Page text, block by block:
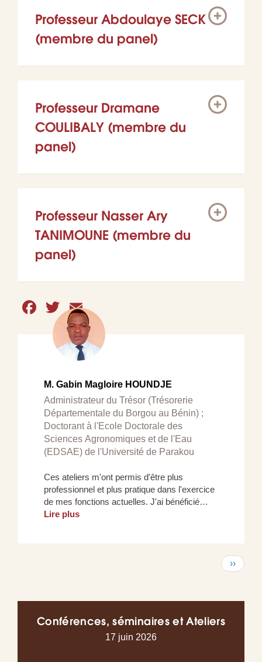
Professeur Abdoulaye SECK
(membre du panel)
Professeur Dramane
COULIBALY (membre du
panel)
Professeur Nasser Ary
TANIMOUNE (membre du
panel)
Facebook
Twitter
Email
M. Gabin Magloire HOUNDJE
Administrateur du Trésor (Trésorerie
Départementale du Borgou au Bénin) ;
Doctorant à l'Ecole Doctorale des
Sciences Agronomiques et de l'Eau
(EDSAE) de l'Université de Parakou
Ces ateliers m'ont permis d'être plus
professionnel et plus pratique dans l'exercice
de mes fonctions actuelles. J'ai bénéficié…
Lire plus
Page
››
Conférences, séminaires et Ateliers
17 juin 2026